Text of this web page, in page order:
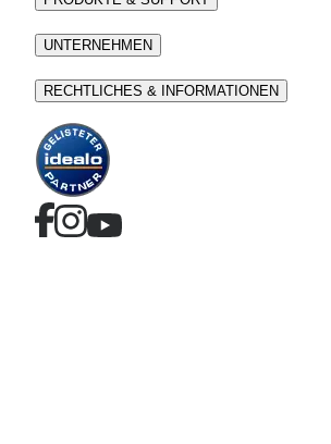
UNTERNEHMEN
RECHTLICHES & INFORMATIONEN